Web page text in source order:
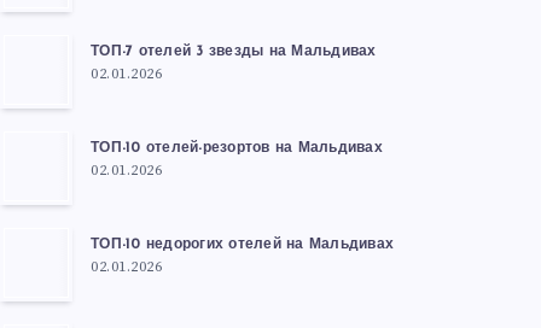
ТОП-7 отелей 3 звезды на Мальдивах
02.01.2026
ТОП-10 отелей-резортов на Мальдивах
02.01.2026
ТОП-10 недорогих отелей на Мальдивах
02.01.2026